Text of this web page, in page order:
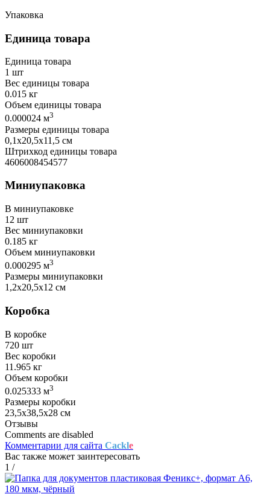
Упаковка
Единица товара
Единица товара
1 шт
Вес единицы товара
0.015 кг
Объем единицы товара
0.000024 м3
Размеры единицы товара
0,1х20,5х11,5 см
Штрихкод единицы товара
4606008454577
Миниупаковка
В миниупаковке
12 шт
Вес миниупаковки
0.185 кг
Объем миниупаковки
0.000295 м3
Размеры миниупаковки
1,2х20,5х12 см
Коробка
В коробке
720 шт
Вес коробки
11.965 кг
Объем коробки
0.025333 м3
Размеры коробки
23,5х38,5х28 см
Отзывы
Comments are disabled
Комментарии для сайта Cackle
Вас также может заинтересовать
1 /